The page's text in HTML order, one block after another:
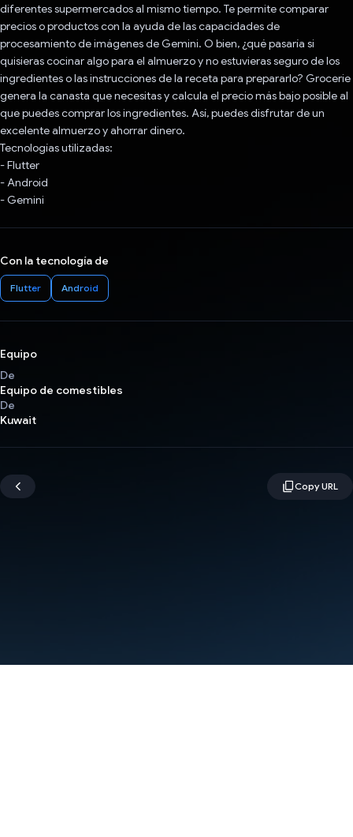
diferentes supermercados al mismo tiempo. Te permite comparar
precios o productos con la ayuda de las capacidades de
procesamiento de imágenes de Gemini. O bien, ¿qué pasaría si
quisieras cocinar algo para el almuerzo y no estuvieras seguro de los
ingredientes o las instrucciones de la receta para prepararlo? Grocerie
genera la canasta que necesitas y calcula el precio más bajo posible al
que puedes comprar los ingredientes. Así, puedes disfrutar de un
excelente almuerzo y ahorrar dinero.
Tecnologías utilizadas:
- Flutter
- Android
- Gemini
Con la tecnología de
Flutter Android
Equipo
De
Equipo de comestibles
De
Kuwait